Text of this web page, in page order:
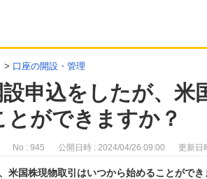
> 口座の開設・管理
申込をしたが、米
ができますか？
No : 945 公開日時 : 2024/04/26 09:00 更新日
米国株現物取引はいつから始めることができ